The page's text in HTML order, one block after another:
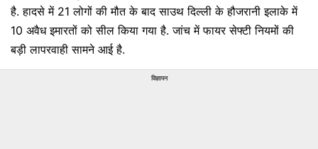
है. हादसे में 21 लोगों की मौत के बाद साउथ दिल्ली के हौजरानी इलाके में
10 अवैध इमारतों को सील किया गया है. जांच में फायर सेफ्टी नियमों की
बड़ी लापरवाही सामने आई है.
विज्ञापन